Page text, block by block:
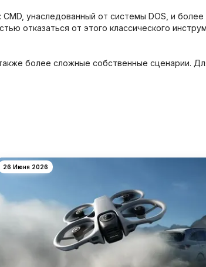
унаследованный от системы DOS, и
отказаться от этого классического
более сложные собственные сценарии.
26 Июня 2026